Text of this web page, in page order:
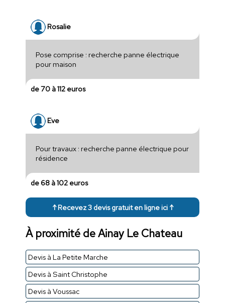
Rosalie
Pose comprise : recherche panne électrique
pour maison
de 70 à 112 euros
Eve
Pour travaux : recherche panne électrique pour
résidence
de 68 à 102 euros
↑ Recevez 3 devis gratuit en ligne ici ↑
À proximité de Ainay Le Chateau
Devis à La Petite Marche
Devis à Saint Christophe
Devis à Voussac